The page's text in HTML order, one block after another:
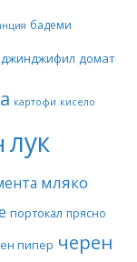
бадеми
джинджифил домат
картофи кисело
лук
мляко
портокал прясно
пипер черен